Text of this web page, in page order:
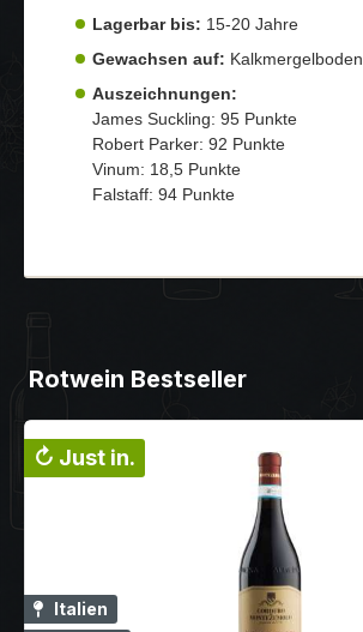
Lagerbar bis: 15-20 Jahre
Gewachsen auf: Kalkmergelboden
Auszeichnungen:
James Suckling: 95 Punkte
Robert Parker: 92 Punkte
Vinum: 18,5 Punkte
Falstaff: 94 Punkte
Rotwein Bestseller
↻ Just in.
Italien